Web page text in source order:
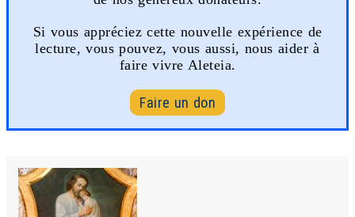
Si vous appréciez cette nouvelle expérience de
lecture, vous pouvez, vous aussi, nous aider à
faire vivre Aleteia.
Faire un don